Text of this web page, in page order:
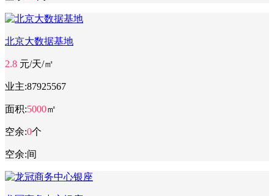
北京大数据基地
2.8 元/天/㎡
业主:87925567
面积:5000㎡
空余:0个
空余:间